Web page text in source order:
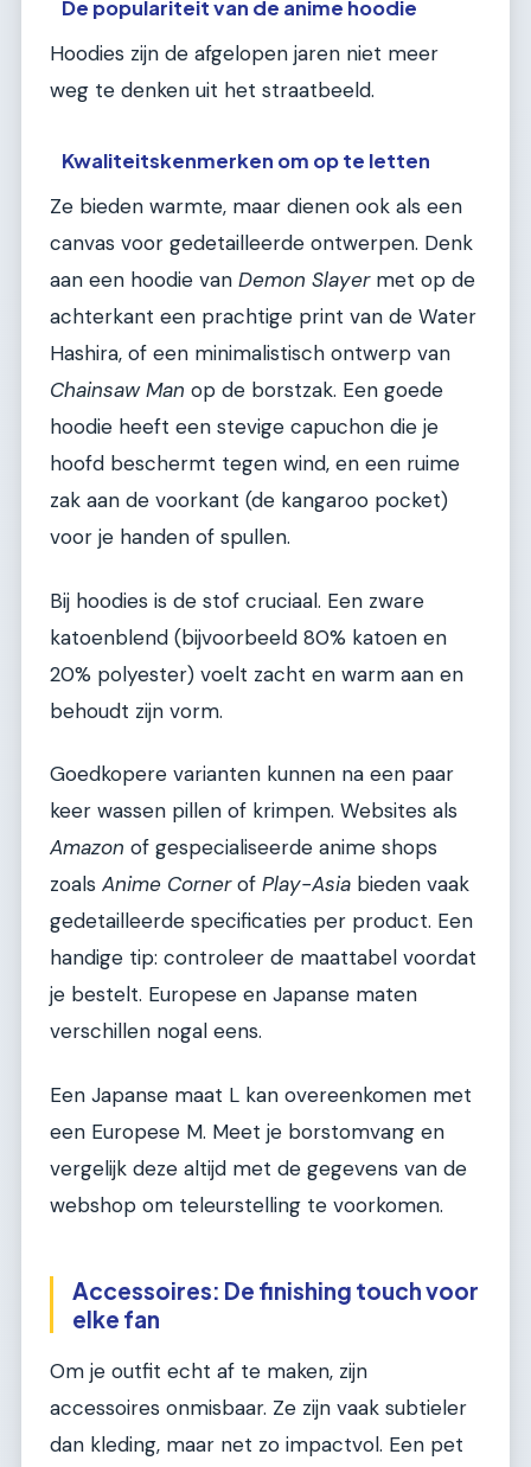
De populariteit van de anime hoodie
Hoodies zijn de afgelopen jaren niet meer
weg te denken uit het straatbeeld.
Kwaliteitskenmerken om op te letten
Ze bieden warmte, maar dienen ook als een
canvas voor gedetailleerde ontwerpen. Denk
aan een hoodie van Demon Slayermet op de
achterkant een prachtige print van de Water
Hashira, of een minimalistisch ontwerp van
Chainsaw Man op de borstzak. Een goede
hoodie heeft een stevige capuchon die je
hoofd beschermt tegen wind, en een ruime
zak aan de voorkant (de kangaroo pocket)
voor je handen of spullen.
Bij hoodies is de stof cruciaal. Een zware
katoenblend (bijvoorbeeld 80% katoen en
20% polyester) voelt zacht en warm aan en
behoudt zijn vorm.
Goedkopere varianten kunnen na een paar
keer wassen pillen of krimpen. Websites als
Amazon of gespecialiseerde anime shops
zoals Anime Cornerof Play-Asia bieden vaak
gedetailleerde specificaties per product. Een
handige tip: controleer de maattabel voordat
je bestelt. Europese en Japanse maten
verschillen nogal eens.
Een Japanse maat L kan overeenkomen met
een Europese M. Meet je borstomvang en
vergelijk deze altijd met de gegevens van de
webshop om teleurstelling te voorkomen.
Accessoires: De finishing touch voor
elke fan
Om je outfit echt af te maken, zijn
accessoires onmisbaar. Ze zijn vaak subtieler
dan kleding, maar net zo impactvol. Een pet